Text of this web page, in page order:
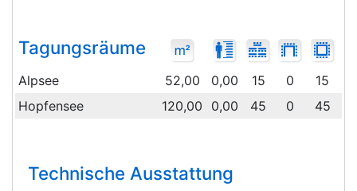
Tagungsräume
Alpsee 52,00 0,00 15 0 15
Hopfensee
120,00 0,00 45 0 45
Technische Ausstattung